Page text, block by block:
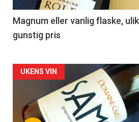
3
Magnum eller vanlig flaske,
gunstig pris
Forsiden
akkurat
nå
UKENS VIN